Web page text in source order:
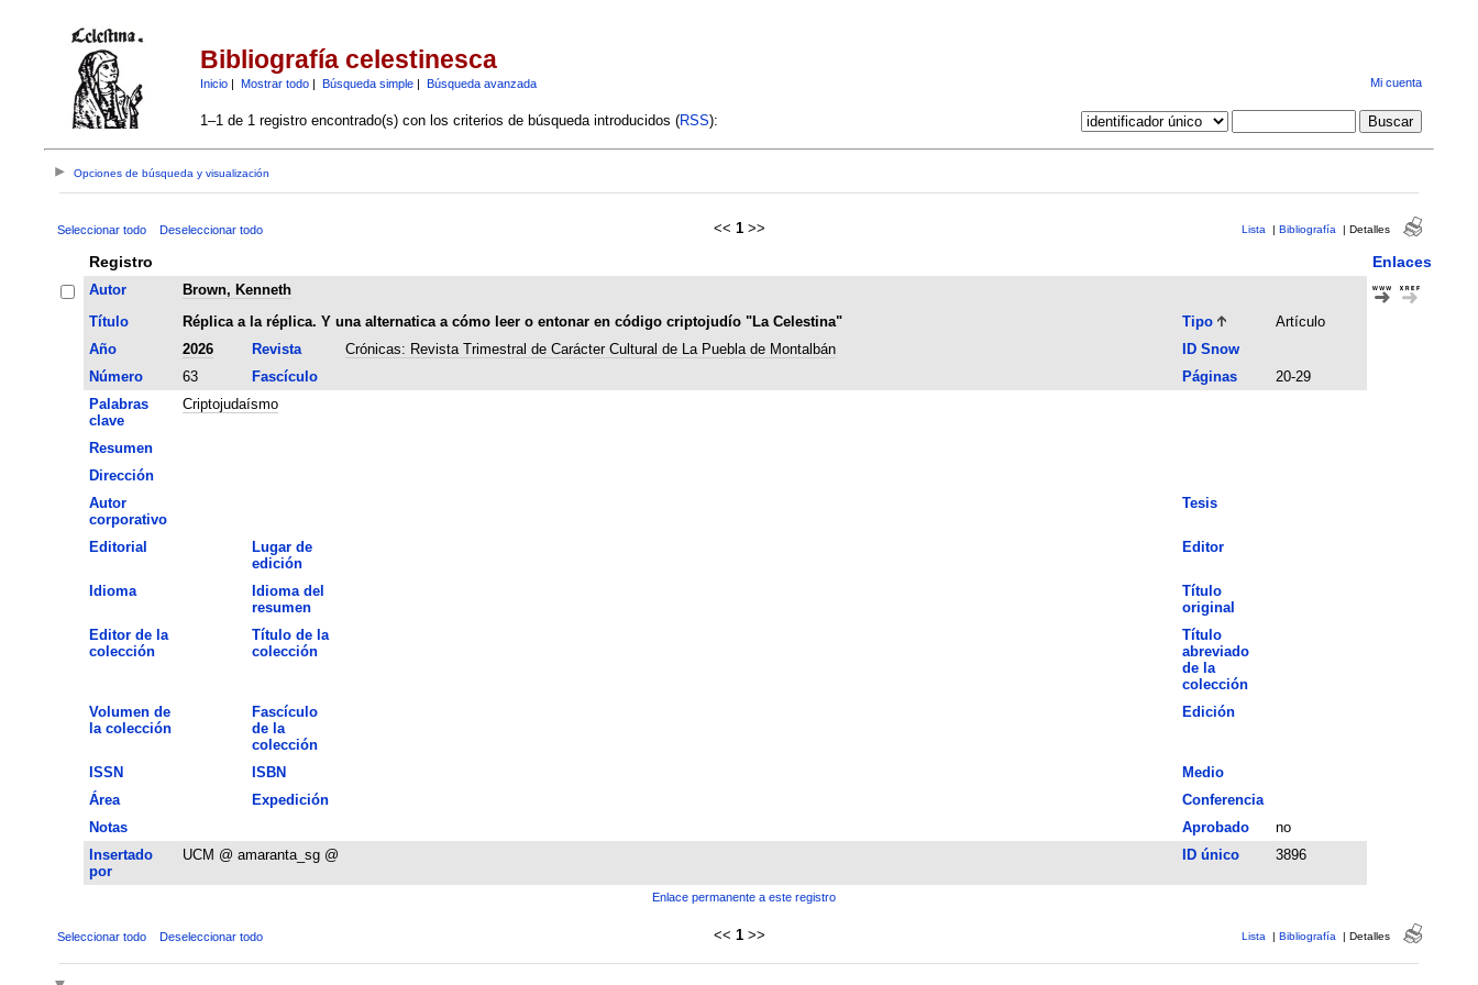
Bibliografía celestinesca
Inicio| Mostrar todo| Búsqueda simple| Búsqueda avanzada Mi cuenta
1–1 de 1 registro encontrado(s) con los criterios de búsqueda introducidos (RSS):
Opciones de búsqueda y visualización
Seleccionar todo Deseleccionar todo << 1 >> Lista | Bibliografía | Detalles
Registro Enlaces
Autor
Brown, Kenneth
Título
Réplica a la réplica. Y una alternatica a cómo leer o entonar en código criptojudío "La Celestina" Tipo
Artículo
Año
2026 Revista Crónicas: Revista Trimestral de Carácter Cultural de La Puebla de Montalbán
ID Snow
Número
63 Fascículo Páginas
20-29
Palabras
clave
Criptojudaísmo
Resumen
Dirección
Autor
corporativo
Tesis
Editorial
Lugar de
edición
Editor
Idioma
Idioma del
resumen
Título
original
Editor de la
colección
Título de la
colección
Título
abreviado
de la
colección
Volumen de
la colección
Fascículo
de la
colección
Edición
ISSN ISBN
Medio
Área
Expedición
Conferencia
Notas
Aprobado
no
Insertado
por
UCM @ amaranta_sg @ ID único 3896
Enlace permanente a este registro
Seleccionar todo Deseleccionar todo << 1 >> Lista | Bibliografía | Detalles